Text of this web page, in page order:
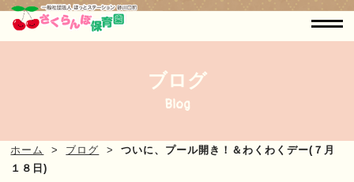
ブログ
Blog
ホーム ブログ
ついに、プール開き！＆わくわくデー(７月
１８日)